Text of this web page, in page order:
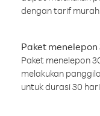
dengan tarif murah
Paket menelepon
Paket menelepon
melakukan
untuk durasi 30